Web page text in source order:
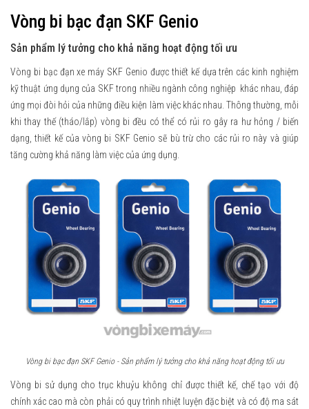
Vòng bi bạc đạn SKF Genio
Sản phẩm lý tưởng cho khả năng hoạt động tối ưu
Vòng bi bạc đạn xe máy SKF Genio được thiết kế dựa trên các kinh nghiệm
kỹ thuật ứng dụng của SKF trong nhiều ngành công nghiệp khác nhau, đáp
ứng mọi đòi hỏi của những điều kiện làm việc khác nhau. Thông thường, mỗi
khi thay thế (tháo/lắp) vòng bi đều có thể có rủi ro gây ra hư hỏng / biến
dạng, thiết kế của vòng bi SKF Genio sẽ bù trừ cho các rủi ro này và giúp
tăng cường khả năng làm việc của ứng dụng.
Vòng bi bạc đạn SKF Genio - Sản phẩm lý tưởng cho khả năng hoạt động tối ưu
Vòng bi sử dụng cho trục khuỷu không chỉ được thiết kế, chế tạo với độ
chính xác cao mà còn phải có quy trình nhiệt luyện đặc biệt và có độ ma sát